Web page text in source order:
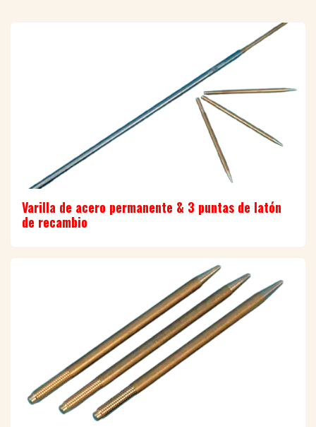
Varilla de acero permanente & 3 puntas de latón
de recambio